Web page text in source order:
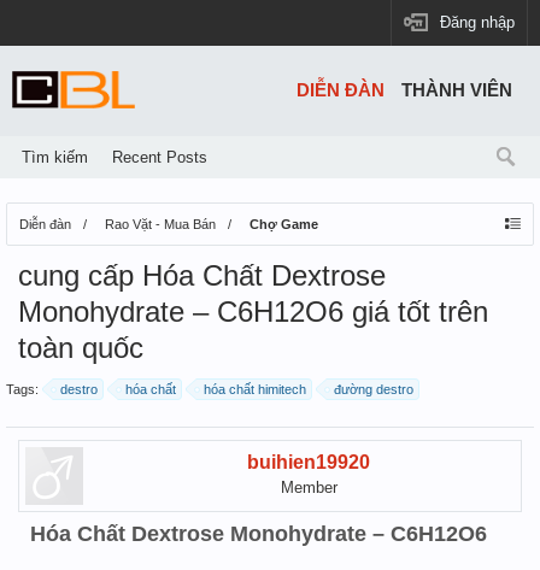
Đăng nhập
Diễn đàn Rao Vặt - Mua Bán Chợ Game
cung cấp Hóa Chất Dextrose
Monohydrate – C6H12O6 giá tốt trên
toàn quốc
Tags: destro hóa chất hóa chất himitech đường destro
buihien19920
Member
Hóa Chất Dextrose Monohydrate – C6H12O6
DIỄN ĐÀN
Tìm kiếm Recent Posts
THÀNH VIÊN